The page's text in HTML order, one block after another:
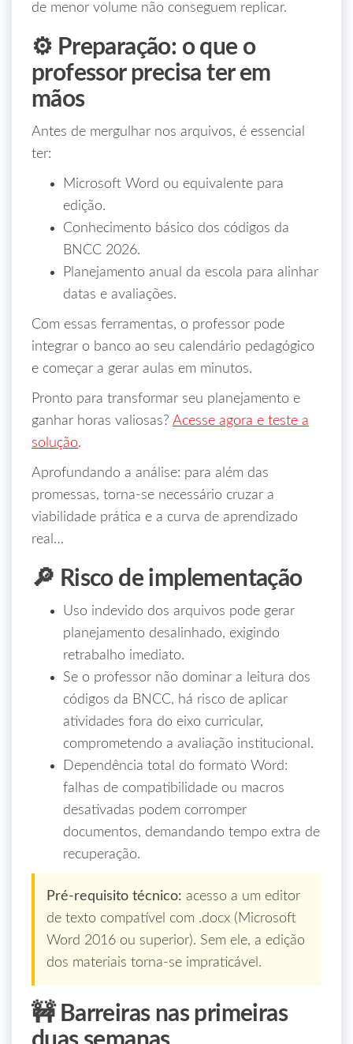
de menor volume não conseguem replicar.
⚙️ Preparação: o que o
professor precisa ter em
mãos
Antes de mergulhar nos arquivos, é essencial
ter:
Microsoft Word ou equivalente para
edição.
Conhecimento básico dos códigos da
BNCC 2026.
Planejamento anual da escola para alinhar
datas e avaliações.
Com essas ferramentas, o professor pode
integrar o banco ao seu calendário pedagógico
e começar a gerar aulas em minutos.
Pronto para transformar seu planejamento e
ganhar horas valiosas? Acesse agora e teste a
solução.
Aprofundando a análise: para além das
promessas, torna-se necessário cruzar a
viabilidade prática e a curva de aprendizado
real…
🔎 Risco de implementação
Uso indevido dos arquivos pode gerar
planejamento desalinhado, exigindo
retrabalho imediato.
Se o professor não dominar a leitura dos
códigos da BNCC, há risco de aplicar
atividades fora do eixo curricular,
comprometendo a avaliação institucional.
Dependência total do formato Word:
falhas de compatibilidade ou macros
desativadas podem corromper
documentos, demandando tempo extra de
recuperação.
Pré‑requisito técnico: acesso a um editor
de texto compatível com .docx (Microsoft
Word 2016 ou superior). Sem ele, a edição
dos materiais torna‑se impraticável.
🚧 Barreiras nas primeiras